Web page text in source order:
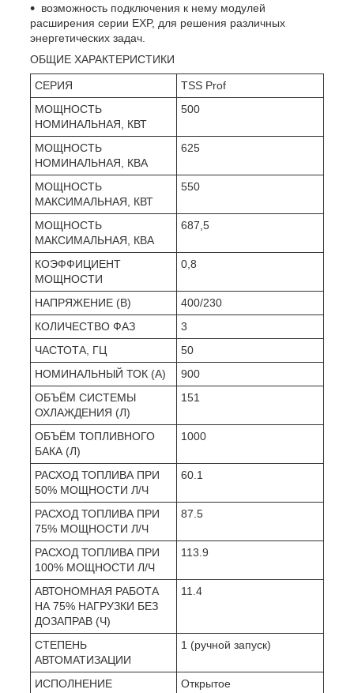
возможность подключения к нему модулей
расширения серии EXP, для решения различных
энергетических задач.
ОБЩИЕ ХАРАКТЕРИСТИКИ
СЕРИЯ
TSS Prof
МОЩНОСТЬ
НОМИНАЛЬНАЯ, КВТ
500
МОЩНОСТЬ
НОМИНАЛЬНАЯ, КВА
625
МОЩНОСТЬ
МАКСИМАЛЬНАЯ, КВТ
550
МОЩНОСТЬ
МАКСИМАЛЬНАЯ, КВА
687,5
КОЭФФИЦИЕНТ
МОЩНОСТИ
0,8
НАПРЯЖЕНИЕ (В)
400/230
КОЛИЧЕСТВО ФАЗ
3
ЧАСТОТА, ГЦ
50
НОМИНАЛЬНЫЙ ТОК (А)
900
ОБЪЁМ СИСТЕМЫ
ОХЛАЖДЕНИЯ (Л)
151
ОБЪЁМ ТОПЛИВНОГО
БАКА (Л)
1000
РАСХОД ТОПЛИВА ПРИ
50% МОЩНОСТИ Л/Ч
60.1
РАСХОД ТОПЛИВА ПРИ
75% МОЩНОСТИ Л/Ч
87.5
РАСХОД ТОПЛИВА ПРИ
100% МОЩНОСТИ Л/Ч
113.9
АВТОНОМНАЯ РАБОТА
НА 75% НАГРУЗКИ БЕЗ
ДОЗАПРАВ (Ч)
11.4
СТЕПЕНЬ
АВТОМАТИЗАЦИИ
1 (ручной запуск)
ИСПОЛНЕНИЕ Открытое